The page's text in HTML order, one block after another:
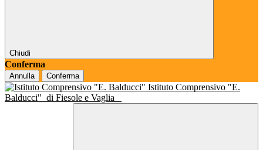
Chiudi
Conferma
Annulla Conferma
Istituto Comprensivo "E.
Balducci" di Fiesole e Vaglia